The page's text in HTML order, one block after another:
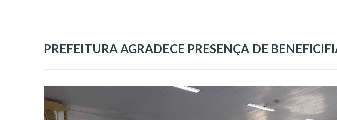
PREFEITURA AGRADECE PRESENÇA DE